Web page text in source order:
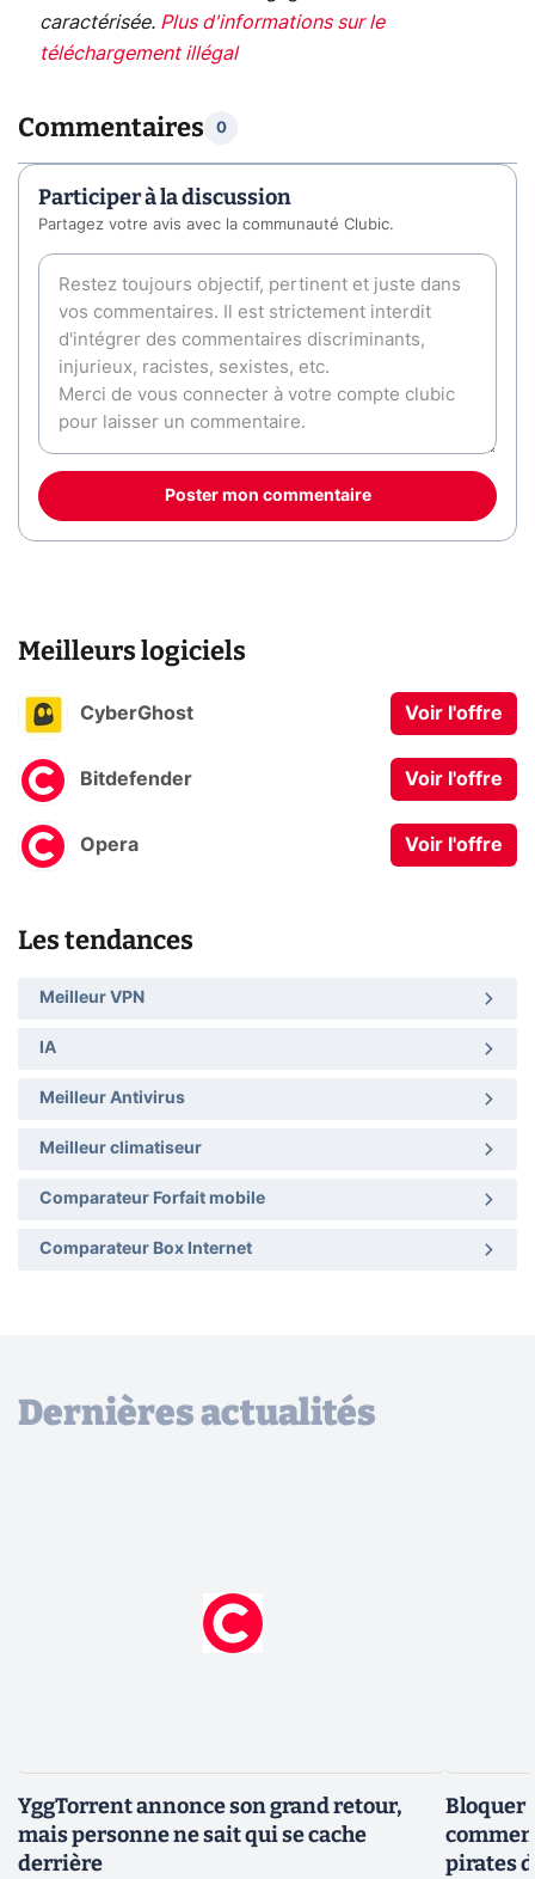
caractérisée. Plus d'informations sur le
téléchargement illégal
Commentaires 0
Participer à la discussion
Partagez votre avis avec la communauté Clubic.
Poster mon commentaire
Meilleurs logiciels
CyberGhost Voir l'offre
Bitdefender Voir l'offre
Opera Voir l'offre
Les tendances
Meilleur VPN
IA
Meilleur Antivirus
Meilleur climatiseur
Comparateur Forfait mobile
Comparateur Box Internet
Dernières actualités
YggTorrent annonce son grand retour,
mais personne ne sait qui se cache
derrière
Bloquer
pirates